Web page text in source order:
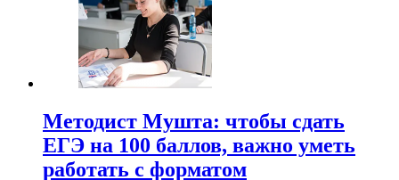
Методист Мушта: чтобы сдать
ЕГЭ на 100 баллов, важно уметь
работать с форматом